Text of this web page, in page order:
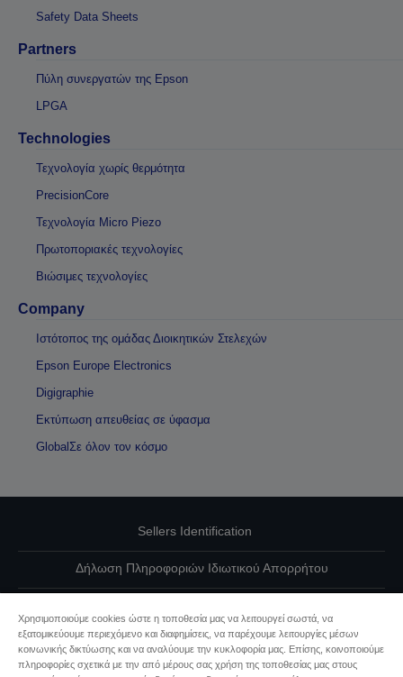
Safety Data Sheets
Partners
Πύλη συνεργατών της Epson
LPGA
Technologies
Τεχνολογία χωρίς θερμότητα
PrecisionCore
Τεχνολογία Micro Piezo
Πρωτοποριακές τεχνολογίες
Βιώσιμες τεχνολογίες
Company
Ιστότοπος της ομάδας Διοικητικών Στελεχών
Epson Europe Electronics
Digigraphie
Εκτύπωση απευθείας σε ύφασμα
GlobalΣε όλον τον κόσμο
Sellers Identification
Δήλωση Πληροφοριών Ιδιωτικού Απορρήτου
Επικοινωνήστε μαζί μας για τα δεδομένα σας
Χρησιμοποιούμε cookies ώστε η τοποθεσία μας να λειτουργεί σωστά, να
εξατομικεύουμε περιεχόμενο και διαφημίσεις, να παρέχουμε λειτουργίες μέσων
κοινωνικής δικτύωσης και να αναλύουμε την κυκλοφορία μας. Επίσης, κοινοποιούμε
πληροφορίες σχετικά με την από μέρους σας χρήση της τοποθεσίας μας στους